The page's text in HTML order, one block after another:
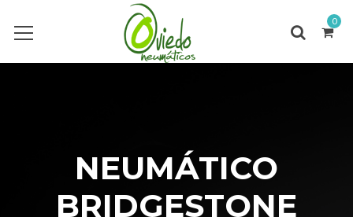
0
NEUMÁTICO
BRIDGESTONE